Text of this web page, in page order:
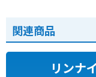
関連商品
リンナ